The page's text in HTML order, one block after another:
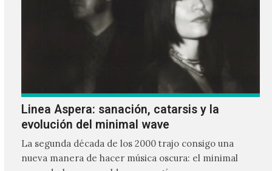
Linea Aspera: sanación, catarsis y la
evolución del minimal wave
La segunda década de los 2000 trajo consigo una
nueva manera de hacer música oscura: el minimal